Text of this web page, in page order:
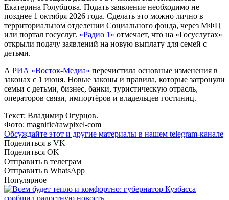
Екатерина Голубцова. Подать заявление необходимо не
позднее 1 октября 2026 года. Сделать это можно лично в
территориальном отделении Социального фонда, через МФЦ
или портал госуслуг. «Радио 1» отмечает, что на «Госуслугах»
открыли подачу заявлений на новую выплату для семей с
детьми.
А РИА «Восток-Медиа» перечистила основные изменения в
законах с 1 июня. Новые законы и правила, которые затронули
семьи с детьми, бизнес, банки, туристическую отрасль,
операторов связи, импортёров и владельцев гостиниц.
Текст: Владимир Огурцов.
Фото: magnific/rawpixel-com
Обсуждайте этот и другие материалы в нашем telegram-канале
Поделиться в VK
Поделиться OK
Отправить в телеграм
Отправить в WhatsApp
Популярное